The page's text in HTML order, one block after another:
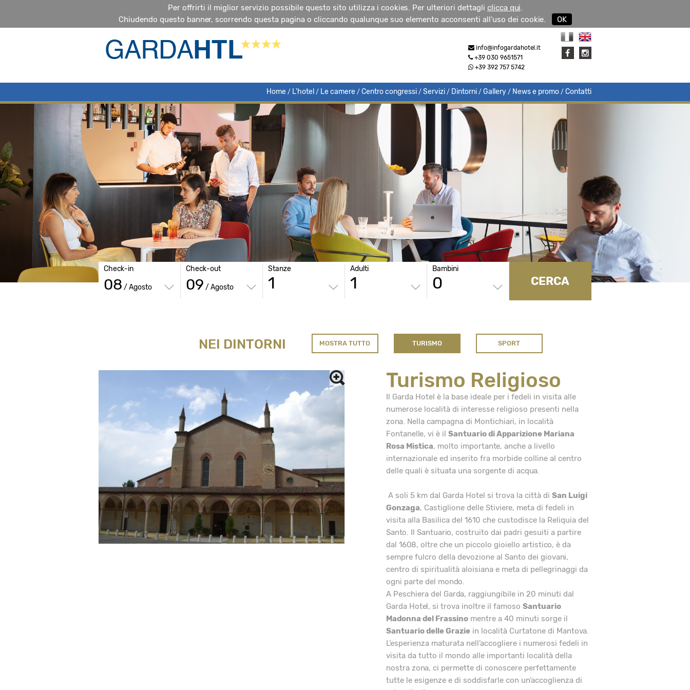
Per offrirti il miglior servizio possibile questo sito utilizza i cookies. Per ulteriori dettagli clicca qui.
Chiudendo questo banner, scorrendo questa pagina o cliccando qualunque suo elemento acconsenti all’uso dei cookie.
OK
info@infogardahotel.it
+39 030 9651571
+39 392 757 5742
Home / L'hotel / Le camere / Centro congressi / Servizi / Dintorni / Gallery / News e promo / Contatti
Check-in
08 / Agosto
Check-out
09 / Agosto
Stanze Adulti Bambini
CERCA
NEI DINTORNI MOSTRA TUTTO TURISMO SPORT
Turismo Religioso
Il Garda Hotel è la base ideale per i fedeli in visita alle
numerose località di interesse religioso presenti nella
zona. Nella campagna di Montichiari, in località
Fontanelle, vi è il Santuario di Apparizione Mariana
Rosa Mistica, molto importante, anche a livello
internazionale ed inserito fra morbide colline al centro
delle quali è situata una sorgente di acqua.
A soli 5 km dal Garda Hotel si trova la città di San Luigi
Gonzaga, Castiglione delle Stiviere, meta di fedeli in
visita alla Basilica del 1610 che custodisce la Reliquia del
Santo. Il Santuario, costruito dai padri gesuiti a partire
dal 1608, oltre che un piccolo gioiello artistico, è da
sempre fulcro della devozione al Santo dei giovani,
centro di spiritualità aloisiana e meta di pellegrinaggi da
ogni parte del mondo.
A Peschiera del Garda, raggiungibile in 20 minuti dal
Garda Hotel, si trova inoltre il famoso Santuario
Madonna del Frassinomentre a 40 minuti sorge il
Santuario delle Graziein località Curtatone di Mantova.
L’esperienza maturata nell’accogliere i numerosi fedeli in
visita da tutto il mondo alle importanti località della
nostra zona, ci permette di conoscere perfettamente
tutte le esigenze e di soddisfarle con un’accoglienza di